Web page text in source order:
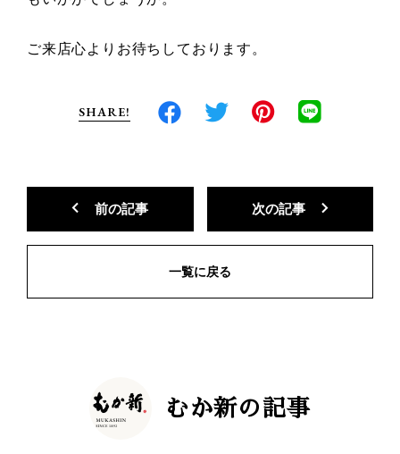
ご来店心よりお待ちしております。
SHARE!
前の記事
一覧に戻る
次の記事
むか新の記事